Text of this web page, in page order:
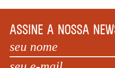
ASSINE A NOSSA